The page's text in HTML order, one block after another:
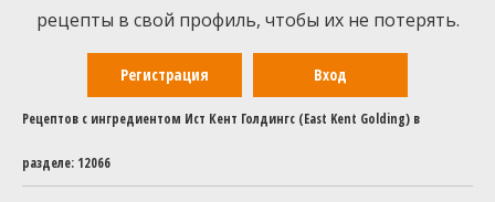
рецепты в свой профиль, чтобы их не потерять.
Регистрация Вход
Рецептов с ингредиентом Ист Кент Голдингc (East Kent Golding) в
разделе: 12066